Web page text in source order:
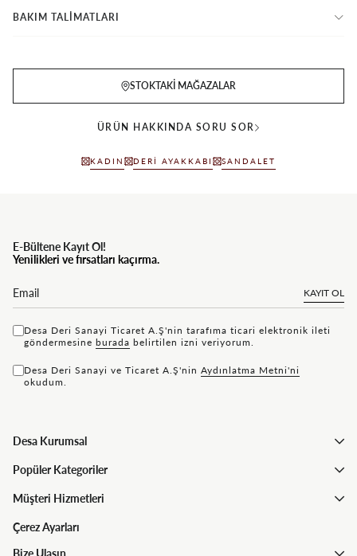
BAKIM TALİMATLARI
STOKTAKI MAĞAZALAR
ÜRÜN HAKKINDA SORU SOR
KADIN DERI AYAKKABI SANDALET
E-Bültene Kayıt Ol!
Yenilikleri ve fırsatları kaçırma.
KAYIT OL
Desa Deri Sanayi Ticaret A.Ş'nin tarafıma ticari elektronik ileti
göndermesine bu rada belirtilen izni veriyorum.
Desa Deri Sanayi ve Ticaret A.Ş'nin Aydınlatma Metni'ni
okudum.
Desa Kurumsal
Popüler Kategoriler
Müşteri Hizmetleri
Çerez Ayarları
Bize Ulaşın